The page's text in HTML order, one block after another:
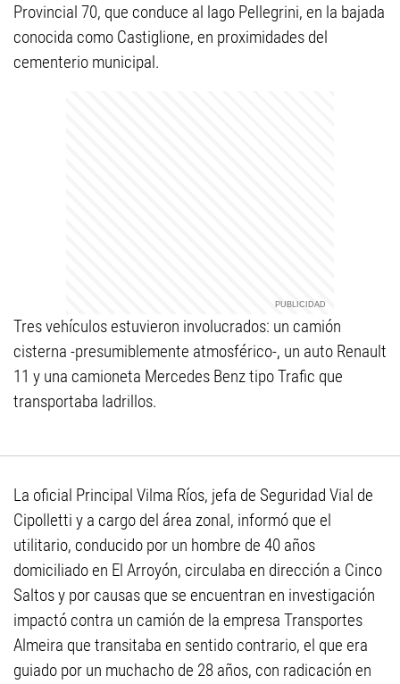
Provincial 70, que conduce al lago Pellegrini, en la bajada
conocida como Castiglione, en proximidades del
cementerio municipal.
Tres vehículos estuvieron involucrados: un camión
cisterna -presumiblemente atmosférico-, un auto Renault
11 y una camioneta Mercedes Benz tipo Trafic que
transportaba ladrillos.
La oficial Principal Vilma Ríos, jefa de Seguridad Vial de
Cipolletti y a cargo del área zonal, informó que el
utilitario, conducido por un hombre de 40 años
domiciliado en El Arroyón, circulaba en dirección a Cinco
Saltos y por causas que se encuentran en investigación
impactó contra un camión de la empresa Transportes
Almeira que transitaba en sentido contrario, el que era
guiado por un muchacho de 28 años, con radicación en